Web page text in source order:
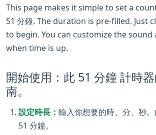
This page makes it simple to set a
51 分鐘. The duration is pre-filled. Just
to begin. You can customize the sound
when time is up.
開始使用：此 51 分鐘 計時
南。
設定時長： 輸入你想要的時、分、秒
51 分鐘。